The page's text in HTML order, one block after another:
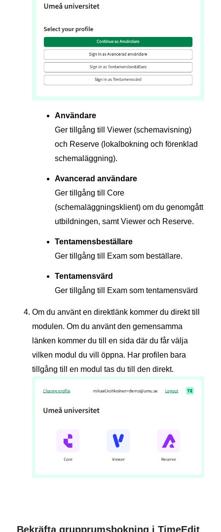
Användare
Ger tillgång till Viewer (schemavisning)
och Reserve (lokalbokning och förenklad
schemaläggning).
Avancerad användare
Ger tillgång till Core
(schemaläggningsklient) om du genomgått
utbildningen, samt Viewer och Reserve.
Tentamensbeställare
Ger tillgång till Exam som beställare.
Tentamensvärd
Ger tillgång till Exam som tentamensvärd
Om du använt en direktlänk kommer du direkt till
modulen. Om du använt den gemensamma
länken kommer du till en sida där du får välja
vilken modul du vill öppna. Har profilen bara
tillgång till en modul tas du till den direkt.
Bekräfta grupprumsbokning i TimeEdit